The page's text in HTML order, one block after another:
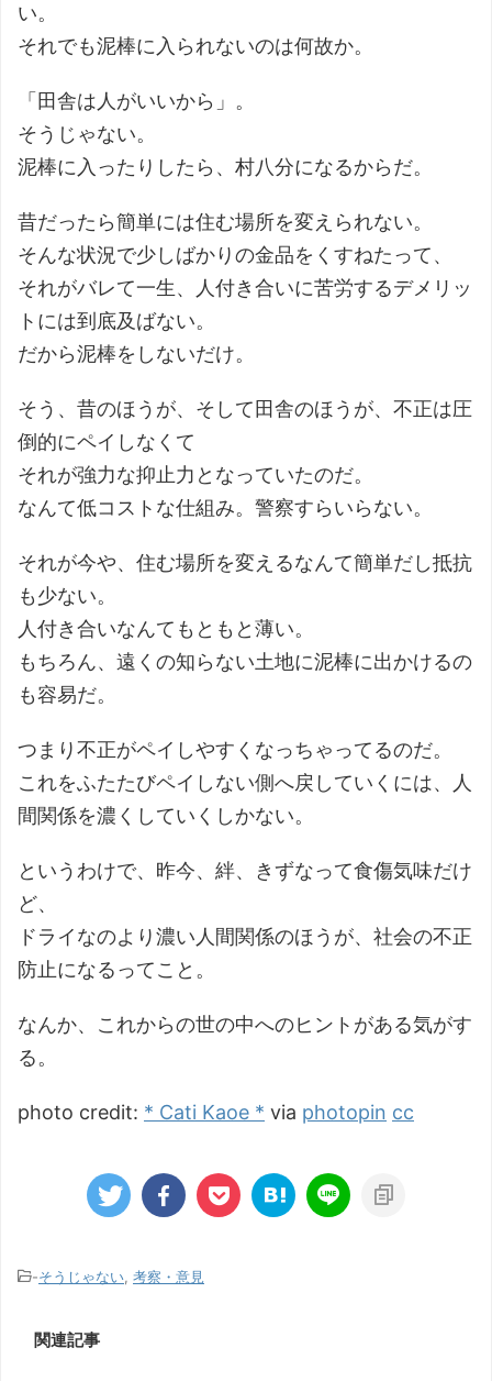
い。
それでも泥棒に入られないのは何故か。
「田舎は人がいいから」。
そうじゃない。
泥棒に入ったりしたら、村八分になるからだ。
昔だったら簡単には住む場所を変えられない。
そんな状況で少しばかりの金品をくすねたって、
それがバレて一生、人付き合いに苦労するデメリッ
トには到底及ばない。
だから泥棒をしないだけ。
そう、昔のほうが、そして田舎のほうが、不正は圧
倒的にペイしなくて
それが強力な抑止力となっていたのだ。
なんて低コストな仕組み。警察すらいらない。
それが今や、住む場所を変えるなんて簡単だし抵抗
も少ない。
人付き合いなんてもともと薄い。
もちろん、遠くの知らない土地に泥棒に出かけるの
も容易だ。
つまり不正がペイしやすくなっちゃってるのだ。
これをふたたびペイしない側へ戻していくには、人
間関係を濃くしていくしかない。
というわけで、昨今、絆、きずなって食傷気味だけ
ど、
ドライなのより濃い人間関係のほうが、社会の不正
防止になるってこと。
なんか、これからの世の中へのヒントがある気がす
る。
photo credit: * Cati Kaoe * via photopin cc
-そうじゃない 考察・意見
関連記事